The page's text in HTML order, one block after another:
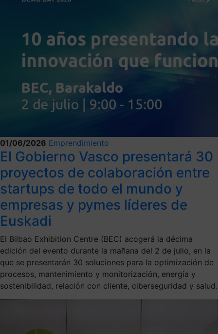
01/06/2026 Emprendimiento
El Gobierno Vasco presentará 30
proyectos de colaboración entre
startups de todo el mundo y
empresas y pymes líderes de
Euskadi
El Bilbao Exhibition Centre (BEC) acogerá la décima
edición del evento durante la mañana del 2 de julio, en la
que se presentarán 30 soluciones para la optimización de
procesos, mantenimiento y monitorización, energía y
sostenibilidad, relación con cliente, ciberseguridad y salud.